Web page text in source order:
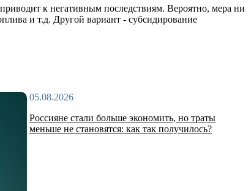
к негативным последствиям. Вероятно, мера ни
и т.д. Другой вариант - субсидирование
05.08.2026
Россияне стали больше экономить, но траты
меньше не становятся: как так получилось?